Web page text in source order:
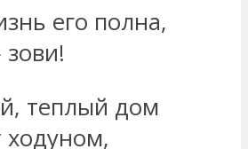
его полна,
теплый дом